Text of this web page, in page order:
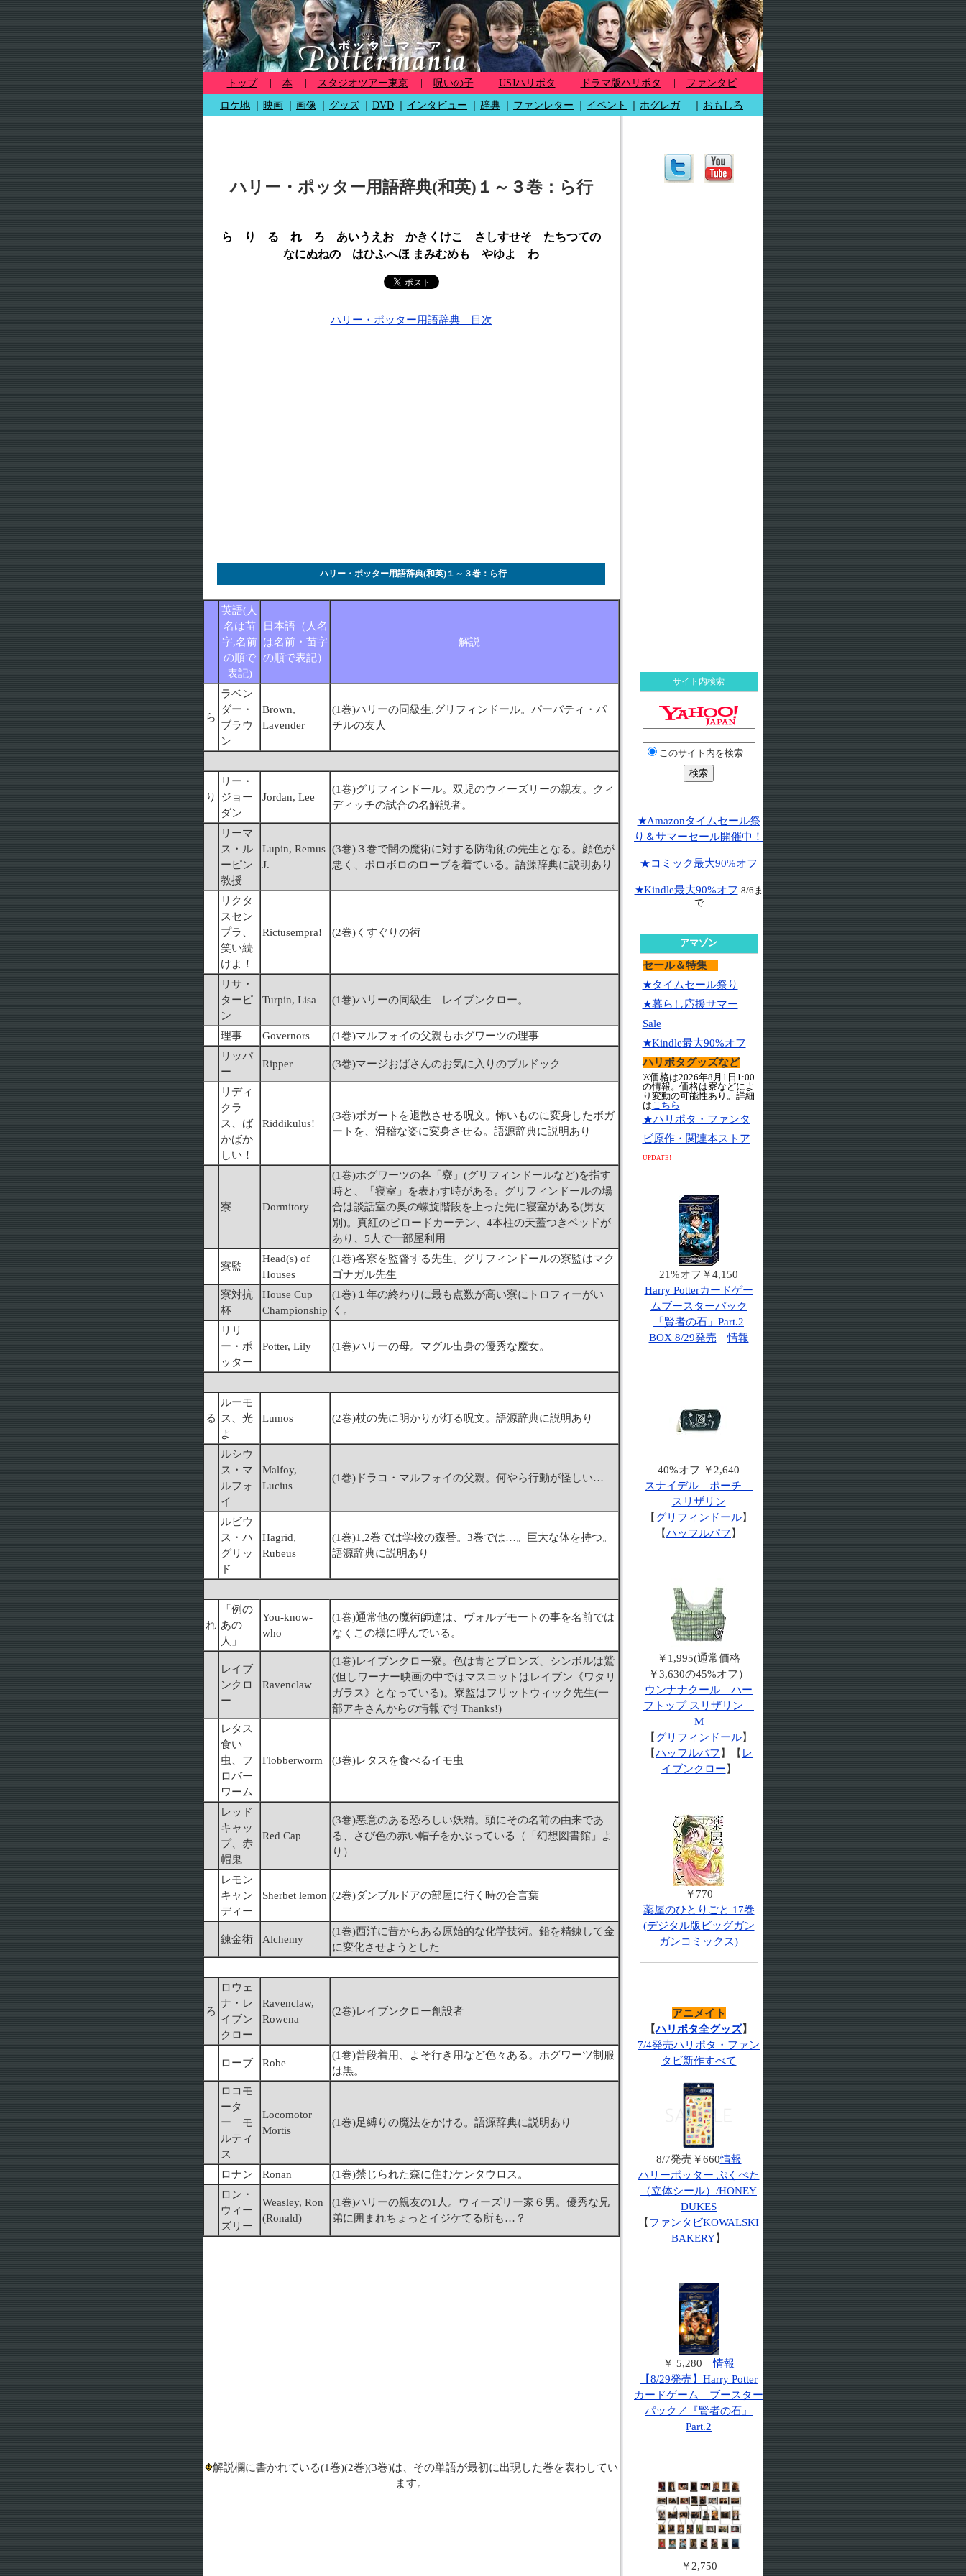
トップ 本 スタジオツアー東京 呪いの子 USJハリポタ ドラマ版ハリポタ ファンタビ
ロケ地 映画 画像 グッズ DVD インタビュー 辞典 ファンレター イベント ホグレガ おもしろ
ハリー・ポッター用語辞典(和英)１～３巻：ら行
ら り る れ ろ あいう え お かき く けこ さ しすせそ たちつての
なにぬねの はひふへほ まみむめも やゆよ わ
ハリー・ポッター用語辞典 目次
ハリー・ポッター用語辞典(和英)１～３巻：ら行
英語(人
名は苗
字,名前
の順で
表記)
日本語（人名
は名前・苗字
の順で表記）
解説
ら
ラベン
ダー・
ブラウ
ン
Brown,
Lavender
(1巻)ハリーの同級生,グリフィンドール。パーバティ・パ
チルの友人
り
リー・
ジョー
ダン
Jordan, Lee
(1巻)グリフィンドール。双児のウィーズリーの親友。クィ
ディッチの試合の名解説者。
リーマ
ス・ル
ーピン
教授
Lupin, Remus
J.
(3巻)３巻で闇の魔術に対する防衛術の先生となる。顔色が
悪く、ボロボロのローブを着ている。語源辞典に説明あり
リクタ
スセン
プラ、
笑い続
けよ！
Rictusempra! (2巻)くすぐりの術
リサ・
ターピ
ン
Turpin, Lisa (1巻)ハリーの同級生 レイブンクロー。
理事 Governors
(1巻)マルフォイの父親もホグワーツの理事
リッパ
ー
Ripper (3巻)マージおばさんのお気に入りのブルドック
リディ
クラ
ス、ば
かばか
しい！
Riddikulus!
(3巻)ボガートを退散させる呪文。怖いものに変身したボガ
ートを、滑稽な姿に変身させる。語源辞典に説明あり
寮 Dormitory
(1巻)ホグワーツの各「寮」(グリフィンドールなど)を指す
時と、「寝室」を表わす時がある。グリフィンドールの場
合は談話室の奥の螺旋階段を上った先に寝室がある(男女
別)。真紅のビロードカーテン、4本柱の天蓋つきベッドが
あり、5人で一部屋利用
寮監
Head(s) of
Houses
(1巻)各寮を監督する先生。グリフィンドールの寮監はマク
ゴナガル先生
寮対抗
杯
House Cup
Championship
(1巻)１年の終わりに最も点数が高い寮にトロフィーがい
く。
リリ
ー・ポ
ッター
Potter, Lily (1巻)ハリーの母。マグル出身の優秀な魔女。
る
ルーモ
ス、光
よ
Lumos (2巻)杖の先に明かりが灯る呪文。語源辞典に説明あり
ルシウ
ス・マ
ルフォ
イ
Malfoy,
Lucius
(1巻)ドラコ・マルフォイの父親。何やら行動が怪しい…
ルビウ
ス・ハ
グリッ
ド
Hagrid,
Rubeus
(1巻)1,2巻では学校の森番。3巻では…。巨大な体を持つ。
語源辞典に説明あり
れ
「例の
あの
人」
You-know-
who
(1巻)通常他の魔術師達は、ヴォルデモートの事を名前では
なくこの様に呼んでいる。
レイブ
ンクロ
ー
Ravenclaw
(1巻)レイブンクロー寮。色は青とブロンズ、シンボルは鷲
(但しワーナー映画の中ではマスコットはレイブン《ワタリ
ガラス》となっている)。寮監はフリットウィック先生(一
部アキさんからの情報ですThanks!)
レタス
食い
虫、フ
ロバー
ワーム
Flobberworm (3巻)レタスを食べるイモ虫
レッド
キャッ
プ、赤
帽鬼
Red Cap
(3巻)悪意のある恐ろしい妖精。頭にその名前の由来であ
る、さび色の赤い帽子をかぶっている（「幻想図書館」よ
り）
レモン
キャン
ディー
Sherbet lemon (2巻)ダンブルドアの部屋に行く時の合言葉
錬金術 Alchemy
(1巻)西洋に昔からある原始的な化学技術。鉛を精錬して金
に変化させようとした
ろ
ロウェ
ナ・レ
イブン
クロー
Ravenclaw,
Rowena
(2巻)レイブンクロー創設者
ローブ Robe
(1巻)普段着用、よそ行き用など色々ある。ホグワーツ制服
は黒。
ロコモ
ータ
ー モ
ルティ
ス
Locomotor
Mortis
(1巻)足縛りの魔法をかける。語源辞典に説明あり
ロナン Ronan
(1巻)禁じられた森に住むケンタウロス。
ロン・
ウィー
ズリー
Weasley, Ron
(Ronald)
(1巻)ハリーの親友の1人。ウィーズリー家６男。優秀な兄
弟に囲まれちょっとイジケてる所も…？
解説欄に書かれている(1巻)(2巻)(3巻)は、その単語が最初に出現した巻を表わしてい
ます。
サイト内検索
このサイト内を検索
★Amazonタイムセール祭
り＆サマーセール開催中！
★コミック最大90%オフ
★Kindle最大90%オフ 8/6ま
で
アマゾン
セール＆特集
★タイムセール祭り
★暮らし応援サマー
Sale
★Kindle最大90%オフ
ハリポタグッズなど
※価格は2026年8月1日1:00
の情報。価格は寮などによ
り変動の可能性あり。詳細
はこちら
★ハリポタ・ファンタ
ビ原作・関連本ストア
UPDATE!
21%オフ￥4,150
Harry Potterカードゲー
ムブースターパック
「賢者の石」Part.2
BOX 8/29発売
情報
40%オフ ￥2,640
スナイデル ポーチ
スリザリン
【 グリフィンドール】
【ハッフルパフ 】
￥1,995(通常価格
￥3,630の45%オフ）
ウンナナクール ハー
フトップ スリザリン
M
【 グリフィンドール】
【ハッフルパフ 】【 レ
イブンクロー 】
￥770
薬屋のひとりごと 17巻
(デジタル版ビッグガン
ガンコミックス)
アニメイト
【ハリポタ全グッズ】
7/4発売ハリポタ・ファン
タビ新作すべて
8/7発売￥660情報
ハリーポッター ぷくぺた
（立体シール）/HONEY
DUKES
【 ファンタビKOWALSKI
BAKERY】
￥ 5,280情報
【8/29発売】Harry Potter
カードゲーム ブースター
パック／『賢者の石』
Part.2
￥2,750